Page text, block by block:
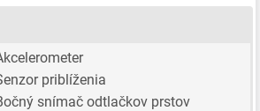
priblíženia
snímač odtlačkov prstov